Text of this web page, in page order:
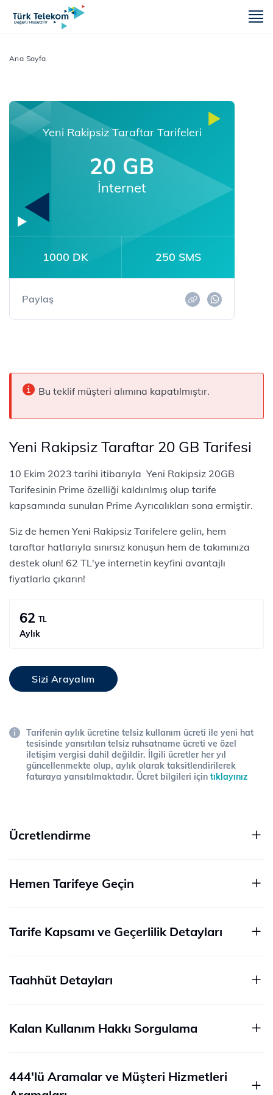
Ana Sayfa
Yeni Rakipsiz Taraftar Tarifeleri
20 GB
İnternet
1000 DK 250 SMS
Paylaş
Bu teklif müşteri alımına kapatılmıştır.
Yeni Rakipsiz Taraftar 20 GB Tarifesi
10 Ekim 2023 tarihi itibarıyla ​ Yeni Rakipsiz 20GB
Tarifesinin Prime özelliği kaldırılmış olup tarife
kapsamında sunulan Prime Ayrıcalıkları sona ermiştir.​
​​​​Siz de hemen Yeni Rakipsiz Tarifelere gelin, hem
taraftar hatlarıyla sınırsız konuşun hem de takımınıza
destek olun! 62 TL'ye internetin keyfini avantajlı
fiyatlarla çıkarın! ​
62 TL
Aylık
Sizi Arayalım
Tarifenin aylık ücretine telsiz kullanım ücreti ile yeni hat
tesisinde yansıtılan telsiz ruhsatname ücreti ve özel
iletişim vergisi dahil değildir. İlgili ücretler her yıl
güncellenmekte olup, aylık olarak taksitlendirilerek
faturaya yansıtılmaktadır. Ücret bilgileri için tıklayınız
Ücretlendirme
Hemen Tarifeye Geçin
Tarife Kapsamı ve Geçerlilik Detayları
Taahhüt Detayları
Kalan Kullanım Hakkı Sorgulama
444'lü Aramalar ve Müşteri Hizmetleri